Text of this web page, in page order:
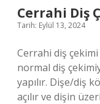
Cerrahi Diş
Tarih: Eylül 13, 2024
Cerrahi diş çekimi
normal diş
yapılır. Dişe/diş
açılır ve dişin